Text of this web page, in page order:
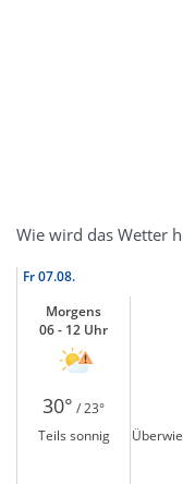
Wie wird das Wetter
Fr07.08.
Morgens
06 - 12 Uhr
30° / 23°
Teils sonnig